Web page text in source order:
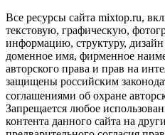
Все ресурсы сайта mixtop.ru,
текстовую, графическую,
информацию, структуру,
доменное имя, фирменное
авторского права и прав на
защищены российским
соглашениями об охране
Запрещается любое
контента данного сайта на